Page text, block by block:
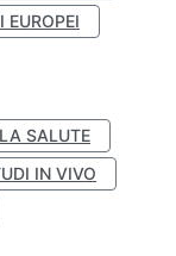
EUROPEI
SALUTE
IN VIVO